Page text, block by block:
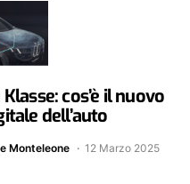
cos’è il nuovo
dell’auto
Monteleone 12 Marzo 2025